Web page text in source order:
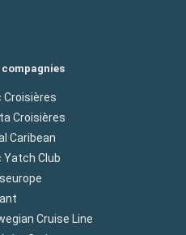
compagnies
Croisières
Croisières
Caribean
Yatch Club
Cruise Line